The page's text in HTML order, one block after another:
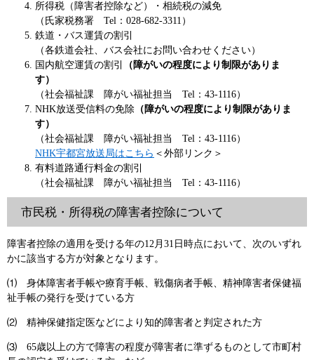
所得税（障害者控除など）・相続税の減免
（氏家税務署 Tel：028-682-3311）
鉄道・バス運賃の割引
（各鉄道会社、バス会社にお問い合わせください）
国内航空運賃の割引
（障がいの程度により制限がありま
す）
（社会福祉課 障がい福祉担当 Tel：43-1116）
NHK放送受信料の免除 （障がいの程度により制限がありま
す）
（社会福祉課 障がい福祉担当 Tel：43-1116）
NHK宇都宮放送局はこちら ＜外部リンク＞
有料道路通行料金の割引
（社会福祉課 障がい福祉担当 Tel：43-1116）
市民税・所得税の障害者控除について
障害者控除の適用を受ける年の12月31日時点において、次のいずれ
かに該当する方が対象となります。
⑴ 身体障害者手帳や療育手帳、戦傷病者手帳、精神障害者保健福
祉手帳の発行を受けている方
⑵ 精神保健指定医などにより知的障害者と判定された方
⑶ 65歳以上の方で障害の程度が障害者に準ずるものとして市町村